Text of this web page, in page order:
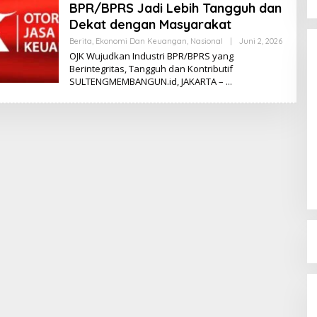
BPR/BPRS Jadi Lebih Tangguh dan
Dekat dengan Masyarakat
Berita, Ekonomi Dan Keuangan, Nasional Juni 2, 2026O
K
OJK Wujudkan Industri BPR/BPRS yang
Berintegritas, Tangguh dan Kontributif
SULTENGMEMBANGUN.id, JAKARTA –